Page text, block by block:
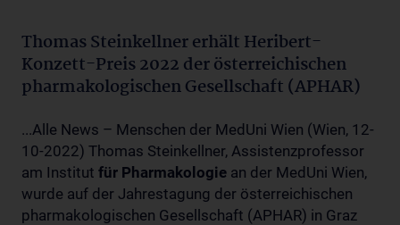
Thomas Steinkellner erhält Heribert-
Konzett-Preis 2022 der österreichischen
pharmakologischen Gesellschaft (APHAR)
...Alle News – Menschen der MedUni Wien (Wien, 12-
10-2022) Thomas Steinkellner, Assistenzprofessor
am Institut für Pharmakologie an der MedUni Wien,
wurde auf der Jahrestagung der österreichischen
pharmakologischen Gesellschaft (APHAR) in Graz